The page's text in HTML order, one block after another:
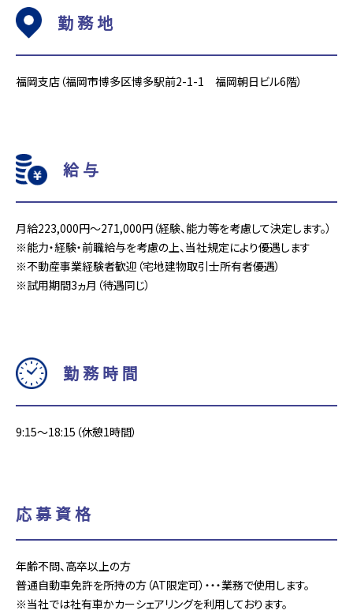
勤務地
福岡支店（福岡市博多区博多駅前2-1-1 福岡朝日ビル6階）
給与
月給223,000円～271,000円（経験、能力等を考慮して決定します。）
※能力・経験・前職給与を考慮の上、当社規定により優遇します
※不動産事業経験者歓迎（宅地建物取引士所有者優遇）
※試用期間3ヵ月（待遇同じ）
勤務時間
9:15～18:15（休憩1時間）
応募資格
年齢不問、高卒以上の方
普通自動車免許を所持の方（AT限定可）・・・業務で使用します。
※当社では社有車かカーシェアリングを利用しております。